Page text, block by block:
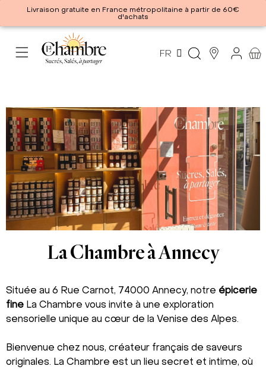
Livraison gratuite en France métropolitaine à partir de 60€
d'achats
FR
La Chambre à Annecy
Située au 6 Rue Carnot, 74000 Annecy, notre épicerie
fine La Chambre vous invite à une exploration
sensorielle unique au cœur de la Venise des Alpes.
Bienvenue chez nous, créateur français de saveurs
originales. La Chambre est un lieu secret et intime, où